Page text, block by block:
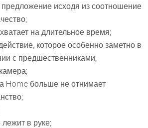
исходя из соотношение
на длительное время;
которое особенно заметно в
с предшественниками;
Home больше не отнимает
в руке;